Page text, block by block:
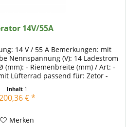
14V/55A
14 V / 55 A Bemerkungen: mit
Nennspannung (V): 14 Ladestrom
(mm): - Riemenbreite (mm) / Art: -
Lüfterrad passend für: Zetor -
Inhalt 1
€ *
Merken